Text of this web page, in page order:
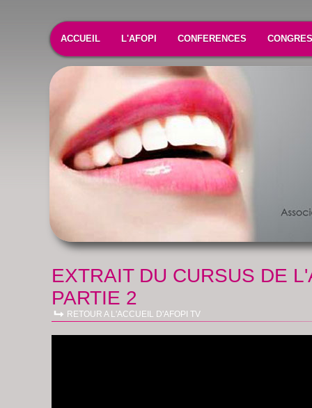
ACCUEIL L'AFOPI CONFERENCES CONGRES
EXTRAIT DU CURSUS DE
PARTIE 2
RETOUR A L'ACCUEIL D'AFOPI TV